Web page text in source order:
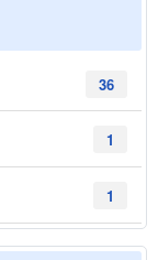
36
1
1